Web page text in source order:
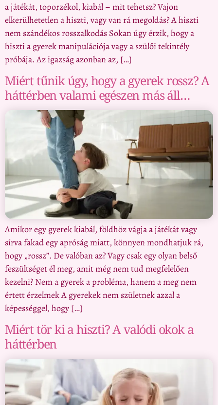
a játékát, toporzékol, kiabál – mit tehetsz? Vajon
elkerülhetetlen a hiszti, vagy van rá megoldás? A hiszti
nem szándékos rosszalkodás Sokan úgy érzik, hogy a
hiszti a gyerek manipulációja vagy a szülői tekintély
próbája. Az igazság azonban az, […]
Miért tűnik úgy, hogy a gyerek rossz? A
háttérben valami egészen más áll…
Amikor egy gyerek kiabál, földhöz vágja a játékát vagy
sírva fakad egy apróság miatt, könnyen mondhatjuk rá,
hogy „rossz”. De valóban az? Vagy csak egy olyan belső
feszültséget él meg, amit még nem tud megfelelően
kezelni? Nem a gyerek a probléma, hanem a meg nem
értett érzelmek A gyerekek nem születnek azzal a
képességgel, hogy […]
Miért tör ki a hiszti? A valódi okok a
háttérben